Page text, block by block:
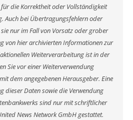
die Korrektheit oder Vollständigkeit
Auch bei Übertragungsfehlern oder
nur im Fall von Vorsatz oder grober
von hier archivierten Informationen zur
Weiterverarbeitung ist in der
Sie vor einer Weiterverwendung
dem angegebenen Herausgeber. Eine
dieser Daten sowie die Verwendung
sind nur mit schriftlicher
News Network GmbH gestattet.